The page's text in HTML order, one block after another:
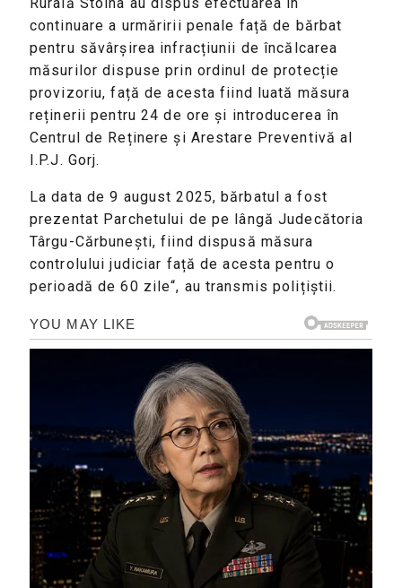
continuare a urmăririi penale față de bărbat
pentru săvârșirea infracțiunii de încălcarea
măsurilor dispuse prin ordinul de protecție
provizoriu, față de acesta fiind luată măsura
reținerii pentru 24 de ore și introducerea în
Centrul de Reținere și Arestare Preventivă al
I.P.J. Gorj.
La data de 9 august 2025, bărbatul a fost
prezentat Parchetului de pe lângă Judecătoria
Târgu-Cărbunești, fiind dispusă măsura
controlului judiciar față de acesta pentru o
perioadă de 60 zile“, au transmis polițiștii.